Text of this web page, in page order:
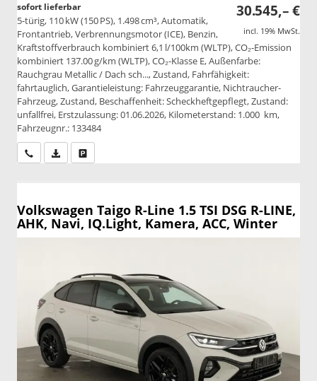
30.545,– €
incl. 19% MwSt.
sofort lieferbar
5-türig, 110 kW (150 PS), 1.498 cm³, Automatik,
Frontantrieb, Verbrennungsmotor (ICE), Benzin,
Kraftstoffverbrauch kombiniert 6,1 l/100km (WLTP), CO₂-Emission
kombiniert 137.00 g/km (WLTP), CO₂-Klasse E, Außenfarbe:
Rauchgrau Metallic / Dach sch..., Zustand, Fahrfähigkeit:
fahrtauglich, Garantieleistung: Fahrzeuggarantie, Nichtraucher-
Fahrzeug, Zustand, Beschaffenheit: Scheckheftgepflegt, Zustand:
unfallfrei, Erstzulassung: 01.06.2026, Kilometerstand: 1.000 km,
Fahrzeugnr.: 133484
Wir rufen Sie anPDF-Datei, Fahrzeugexposé drucken
Volkswagen Taigo R-Line 1.5 TSI DSG R-LINE,
AHK, Navi, IQ.Light, Kamera, ACC, Winter